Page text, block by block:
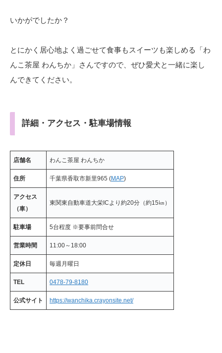
いかがでしたか？
とにかく居心地よく過ごせて食事もスイーツも楽しめる「わ
んこ茶屋 わんちか」さんですので、ぜひ愛犬と一緒に楽し
んできてください。
詳細・アクセス・駐車場情報
店舗名 わんこ茶屋 わんちか
住所 千葉県香取市新里965 (MAP)
アクセス
（車）
東関東自動車道大栄ICより約20分（約15㎞）
駐車場 5台程度 ※要事前問合せ
営業時間 11:00～18:00
定休日 毎週月曜日
TEL 0478-79-8180
公式サイト https://wanchika.crayonsite.net/